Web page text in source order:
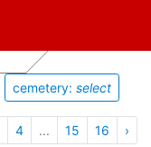
cemetery: select
4 ... 15 16 ›